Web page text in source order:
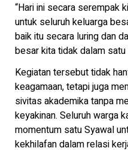
“Hari ini secara serempak
untuk seluruh keluarga
baik itu secara luring dan
besar kita tidak dalam
Kegiatan tersebut tidak
keagamaan, tetapi juga
sivitas akademika tanpa
keyakinan. Seluruh warga
momentum satu Syawal
kekhilafan dalam relasi